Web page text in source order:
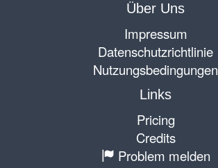
Über Uns
Impressum
Datenschutzrichtlinie
Nutzungsbedingungen
Links
Pricing
Credits
Problem melden